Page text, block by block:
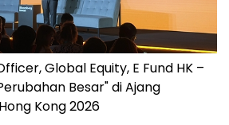
Global Equity, E Fund HK –
Besar" di Ajang
Kong 2026